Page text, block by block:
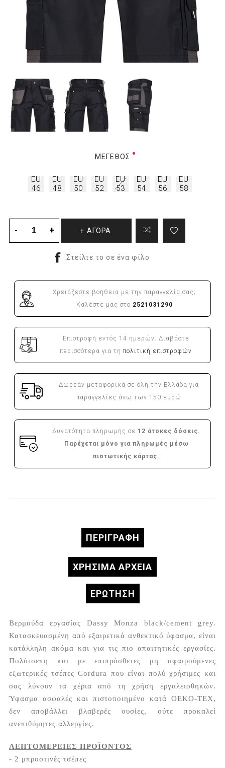
ΜΈΓΕΘΟΣ
EU
46
EU
48
EU
50
EU
52
EU
53
EU
54
EU
56
EU
58
ΑΓΟΡΑ
Χρειάζεστε βοήθεια με την παραγγελία σας;
Καλέστε μας στο 2521031290
Επιστροφή εντός 14 ημερών. Διαβάστε
περισσότερα για τηπολιτική επιστροφών
Δωρεάν μεταφορικά σε όλη την Ελλάδα για
παραγγελίες άνω των 150 ευρώ
Δυνατότητα πληρωμής σε 12 άτοκες δόσεις.
Παρέχεται μόνο για πληρωμές μέσω
πιστωτικής κάρτας.
ΠΕΡΙΓΡΑΦΉ
ΧΡΗΣΙΜΑ ΑΡΧΕΙΑ
ΕΡΏΤΗΣΗ
Βερμούδα εργασίας Dassy Monza black/cement grey.
Κατασκευασμένη από εξαιρετικά ανθεκτικό ύφασμα, είναι
κατάλληλη ακόμα και για τις πιο απαιτητικές εργασίες.
Πολύτσεπη και με επιπρόσθετες μη αφαιρούμενες
εξωτερικές τσέπες Cordura που είναι πολύ χρήσιμες και
σας λύνουν τα χέρια από τη χρήση εργαλειοθηκών.
Ύφασμα ασφαλές και πιστοποιημένο κατά OEKO-TEX,
δεν αποβάλλει βλαβερές ουσίες, ούτε προκαλεί
ανεπιθύμητες αλλεργίες.
ΛΕΠΤΟΜΕΡΕΙΕΣ ΠΡΟΪΟΝΤΟΣ
- 2 μπροστινές τσέπες